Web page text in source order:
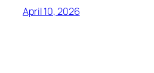
April 10, 2026